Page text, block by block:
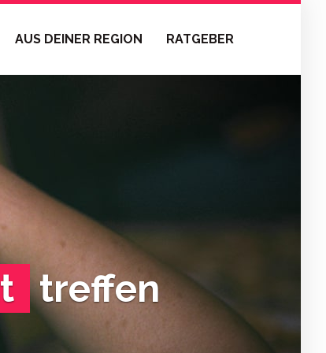
AUS DEINER REGION RATGEBER
treffen